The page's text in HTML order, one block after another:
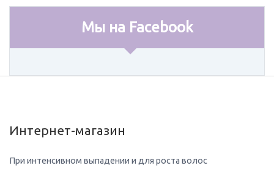
Мы на Facebook
Интернет-магазин
При интенсивном выпадении и для роста волос